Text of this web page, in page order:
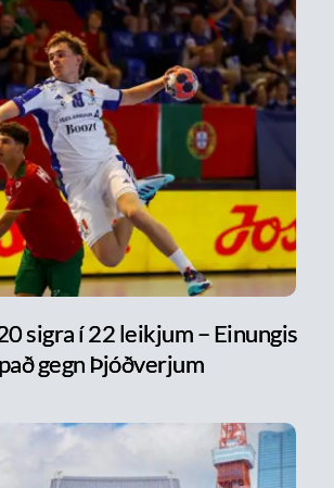
sigra í 22 leikjum – Einungis
gegn Þjóðverjum